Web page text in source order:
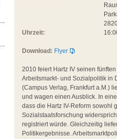
Uhrzeit:
Download: Flyer
2010 feiert Hartz IV seinen
Arbeitsmarkt- und Sozialpolitik in
(Campus Verlag, Frankfurt a.M.)
und wagen einen Ausblick. In
dass die Hartz IV-Reform sowohl
Sozialstaatsforschung
registriert würde. Gleichzeitig
Politikergebnisse.